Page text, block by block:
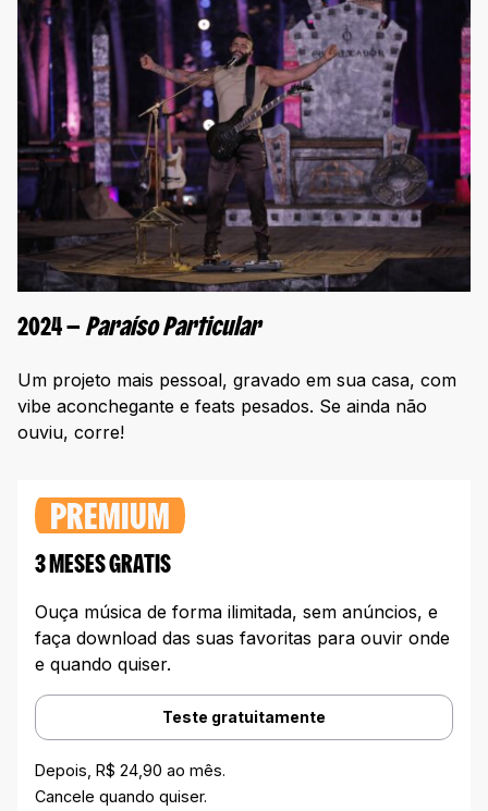
2024 — Paraíso Particular
Um projeto mais pessoal, gravado em sua casa, com
vibe aconchegante e feats pesados. Se ainda não
ouviu, corre!
PREMIUM
3 MESES GRATIS
Ouça música de forma ilimitada, sem anúncios, e
faça download das suas favoritas para ouvir onde
e quando quiser.
Teste gratuitamente
Depois, R$ 24,90 ao mês.
Cancele quando quiser.